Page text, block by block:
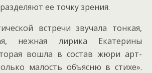
ее точку зрения.
встречи звучала тонкая,
нежная лирика Екатерины
вошла в состав жюри арт-
малость объясню в стихе».